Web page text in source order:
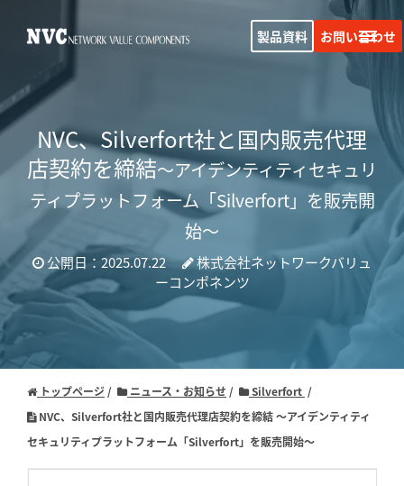
製品資料 お問い合わせ
NVC、Silverfort社と国内販売代理
店契約を締結～アイデンティティセキュリ
ティプラットフォーム「Silverfort」を販売開
始～
公開日：2025.07.22
株式会社ネットワークバリュ
ーコンポネンツ
トップページ ニュース・お知らせ
Silverfort
NVC、Silverfort社と国内販売代理店契約を締結 ～アイデンティティ
セキュリティプラットフォーム「Silverfort」を販売開始～